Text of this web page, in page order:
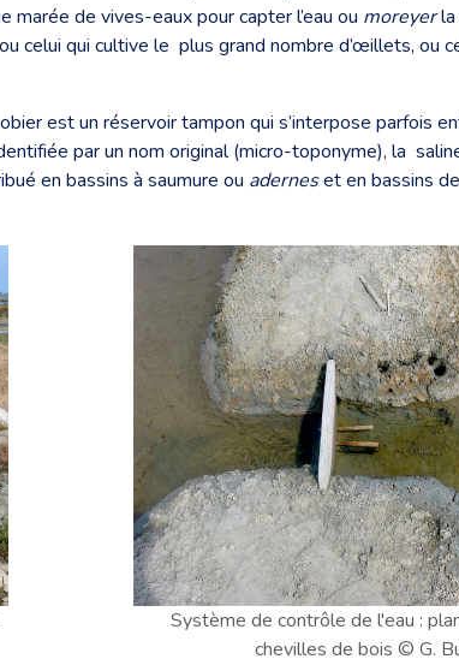
marée de vives-eaux pour capter l’eau ou moreyerla
celui qui cultive le plus grand nombre d’œillets, ou
est un réservoir tampon qui s’interpose parfois
par un nom original (micro-toponyme), la
en bassins à saumure ou aderneset en bassins
Système de contrôle de l'eau :
chevilles de bois © G.